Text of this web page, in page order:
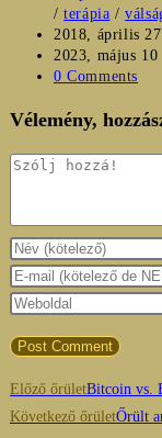
/ terápia /
Post
published:
2018, április 27
Post
last
2023, május 10
Post
0 Comments
Vélemény,
Hozzászólás
Enter
your
name
username
to
comment
Enter
your
address
to
comment
Enter
website
URL
(optional)
Read
more
Előző őrületBitcoin vs.
Következő őrületŐrült